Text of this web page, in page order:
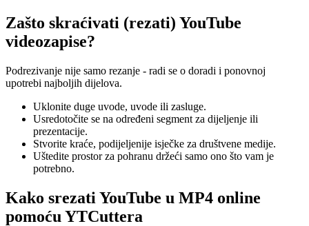
Zašto skraćivati ​​(rezati) YouTube
videozapise?
Podrezivanje nije samo rezanje - radi se o doradi i ponovnoj
upotrebi najboljih dijelova.
Uklonite duge uvode, uvode ili zasluge.
Usredotočite se na određeni segment za dijeljenje ili
prezentacije.
Stvorite kraće, podijeljenije isječke za društvene medije.
Uštedite prostor za pohranu držeći samo ono što vam je
potrebno.
Kako srezati YouTube u MP4 online
pomoću YTCuttera